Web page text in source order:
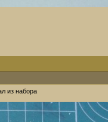
из набора